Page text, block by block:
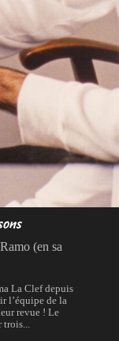
(en sa
La Clef depuis
l’équipe de la
revue ! Le